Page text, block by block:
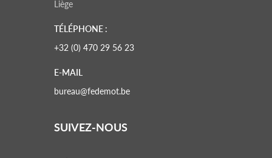
Liège
TÉLÉPHONE :
+32 (0) 470 29 56 23
E-MAIL
bureau@fedemot.be
SUIVEZ-NOUS